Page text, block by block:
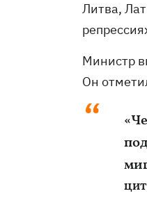
Литва,
Министр
Он